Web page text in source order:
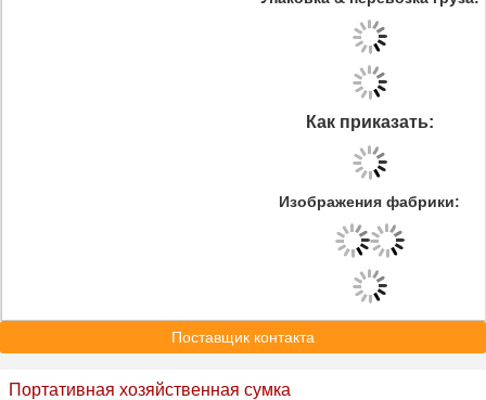
Как приказать:
Изображения фабрики:
Поставщик контакта
Портативная хозяйственная сумка